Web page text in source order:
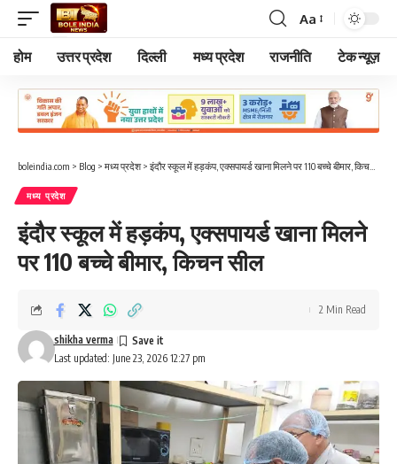
Font
Resizer
Aa
होम उत्तर प्रदेश दिल्ली मध्य प्रदेश राजनीति टेक न्यूज़
boleindia.com > Blog > मध्य प्रदेश> इंदौर स्कूल में हड़कंप, एक्सपायर्ड खाना मिलने पर 110 बच्चे बीमार, किचन सील
मध्य प्रदेश
इंदौर स्कूल में हड़कंप, एक्सपायर्ड खाना मिलने
पर 110 बच्चे बीमार, किचन सील
Last updated: June 23, 2026 12:27 pm
shikha verma
2 Min Read